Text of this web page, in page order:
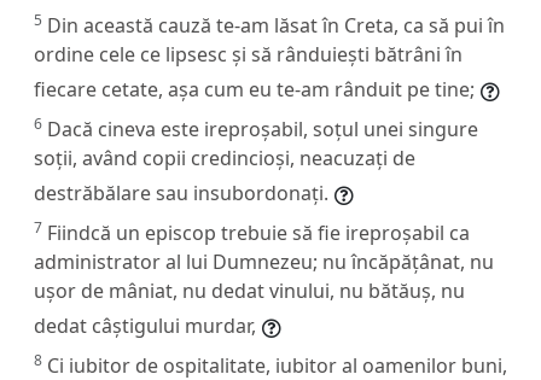
5 Din această cauză te-am lăsat în Creta, ca să pui în
ordine cele ce lipsesc și să rânduiești bătrâni în
fiecare cetate, așa cum eu te-am rânduit pe tine;
6 Dacă cineva este ireproșabil, soțul unei singure
soții, având copii credincioși, neacuzați de
destrăbălare sau insubordonați.
7 Fiindcă un episcop trebuie să fie ireproșabil ca
administrator al lui Dumnezeu; nu încăpățânat, nu
ușor de mâniat, nu dedat vinului, nu bătăuș, nu
dedat câștigului murdar,
8 Ci iubitor de ospitalitate, iubitor al oamenilor buni,